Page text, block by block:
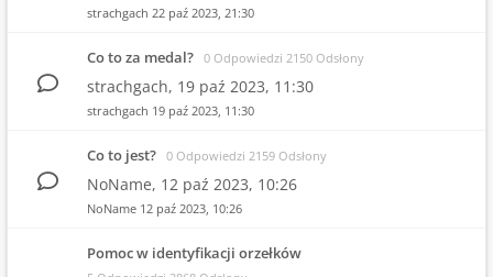
strachgach 22 paź 2023, 21:30
Co to za medal? 0 Odpowiedzi 2150 Odsłony
strachgach, 19 paź 2023, 11:30
strachgach 19 paź 2023, 11:30
Co to jest? 0 Odpowiedzi 2159 Odsłony
NoName, 12 paź 2023, 10:26
NoName 12 paź 2023, 10:26
Pomoc w identyfikacji orzełków